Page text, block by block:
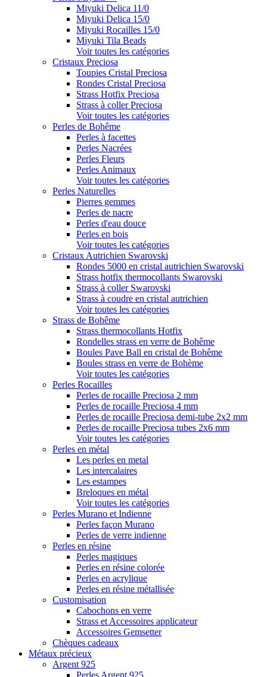
Miyuki Delica 11/0
Miyuki Delica 15/0
Miyuki Rocailles 15/0
Miyuki Tila Beads
Voir toutes les catégories
Cristaux Preciosa
Toupies Cristal Preciosa
Rondes Cristal Preciosa
Strass Hotfix Preciosa
Strass à coller Preciosa
Voir toutes les catégories
Perles de Bohême
Perles à facettes
Perles Nacrées
Perles Fleurs
Perles Animaux
Voir toutes les catégories
Perles Naturelles
Pierres gemmes
Perles de nacre
Perles d'eau douce
Perles en bois
Voir toutes les catégories
Cristaux Autrichien Swarovski
Rondes 5000 en cristal autrichien Swarovski
Strass hotfix thermocollants Swarovski
Strass à coller Swarovski
Strass à coudre en cristal autrichien
Voir toutes les catégories
Strass de Bohême
Strass thermocollants Hotfix
Rondelles strass en verre de Bohême
Boules Pave Ball en cristal de Bohême
Boules strass en verre de Bohème
Voir toutes les catégories
Perles Rocailles
Perles de rocaille Preciosa 2 mm
Perles de rocaille Preciosa 4 mm
Perles de rocaille Preciosa demi-tube 2x2 mm
Perles de rocaille Preciosa tubes 2x6 mm
Voir toutes les catégories
Perles en métal
Les perles en metal
Les intercalaires
Les estampes
Breloques en métal
Voir toutes les catégories
Perles Murano et Indienne
Perles façon Murano
Perles de verre indienne
Perles en résine
Perles magiques
Perles en résine colorée
Perles en acrylique
Perles en résine métallisée
Customisation
Cabochons en verre
Strass et Accessoires applicateur
Accessoires Gemsetter
Chèques cadeaux
Métaux précieux
Argent 925
Perles Argent 925